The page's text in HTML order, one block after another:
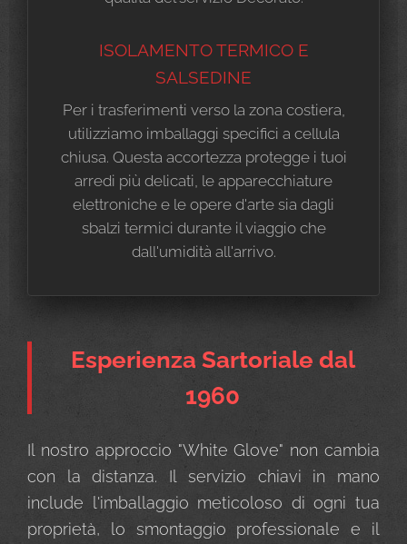
ISOLAMENTO TERMICO E
SALSEDINE
Per i trasferimenti verso la zona costiera,
utilizziamo imballaggi specifici a cellula
chiusa. Questa accortezza protegge i tuoi
arredi più delicati, le apparecchiature
elettroniche e le opere d'arte sia dagli
sbalzi termici durante il viaggio che
dall'umidità all'arrivo.
Esperienza Sartoriale dal
1960
Il nostro approccio "White Glove" non cambia
con la distanza. Il servizio chiavi in mano
include l'imballaggio meticoloso di ogni tua
proprietà, lo smontaggio professionale e il